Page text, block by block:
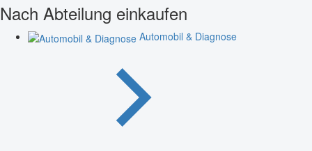
Nach Abteilung einkaufen
Automobil & Diagnose